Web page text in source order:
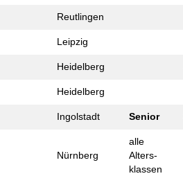
Reutlingen
Leipzig
Heidelberg
Heidelberg
Ingolstadt Senior
Nürnberg
alle
Alters­
klassen